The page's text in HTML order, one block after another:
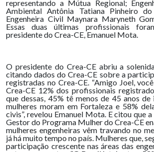
representando a Mútua Regional;
Ambiental Antônia Tatiana Pinheiro
Engenheira Civil Maynara Maryneth
Essas duas últimas profissionais
presidente do Crea-CE, Emanuel Mota.
O presidente do Crea-CE abriu a
citando dados do Crea-CE sobre a
registradas no Crea-CE. “Amigo Joel,
Crea-CE 12% dos profissionais
que dessas, 45% tê menos de 45 anos de
mulheres moram em Fortaleza e 58%
civis”, revelou Emanuel Mota. E citou que
Gestor do Programa Mulher do Crea-CE
mulheres engenheiras vêm travando no
já há muito tempo no país. Mulheres que,
participação crescente nas áreas das